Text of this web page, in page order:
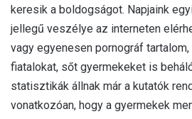
keresik a boldogságot. Napjaink
jellegű veszélye az interneten
vagy egyenesen pornográf
fiatalokat, sőt gyermekeket is
statisztikák állnak már a kutatók
vonatkozóan, hogy a gyermekek